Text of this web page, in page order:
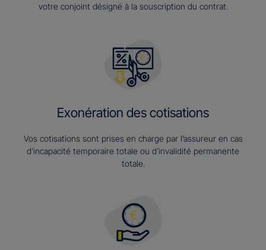
votre conjoint désigné à la souscription du contrat.
Exonération des cotisations
Vos cotisations sont prises en charge par l’assureur en cas
d’incapacité temporaire totale ou d’invalidité permanente
totale.